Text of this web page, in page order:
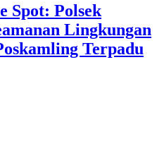
Spot: Polsek
Lingkungan
Terpadu